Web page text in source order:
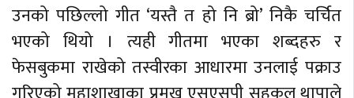
उनको पछिल्लो गीत ‘यस्तै त हो नि ब्रो’ निकै चर्चित
भएको थियो । त्यही गीतमा भएका शब्दहरु र
फेसबुकमा राखेको तस्वीरका आधारमा उनलाई पक्राउ